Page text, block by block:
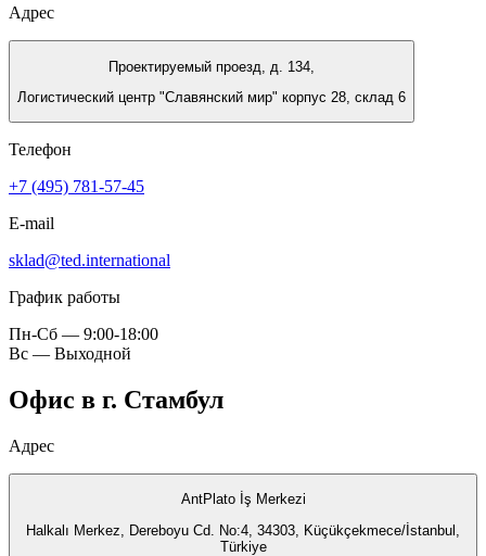
Адрес
Проектируемый проезд, д. 134,
Логистический центр "Славянский мир" корпус 28, склад 6
Телефон
+7 (495) 781-57-45
E-mail
sklad@ted.international
График работы
Пн-Сб — 9:00-18:00
Вс — Выходной
Офис в г. Стамбул
Адрес
AntPlato İş Merkezi
Halkalı Merkez, Dereboyu Cd. No:4, 34303, Küçükçekmece/İstanbul,
Türkiye